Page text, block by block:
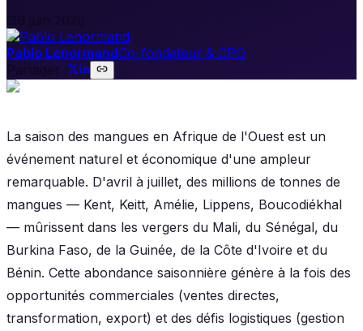
Pablo LenormandCo-fondateur & CPO
Partager :
La saison des mangues en Afrique de l'Ouest est un
événement naturel et économique d'une ampleur
remarquable. D'avril à juillet, des millions de tonnes de
mangues — Kent, Keitt, Amélie, Lippens, Boucodiékhal
— mûrissent dans les vergers du Mali, du Sénégal, du
Burkina Faso, de la Guinée, de la Côte d'Ivoire et du
Bénin. Cette abondance saisonnière génère à la fois des
opportunités commerciales (ventes directes,
transformation, export) et des défis logistiques (gestion